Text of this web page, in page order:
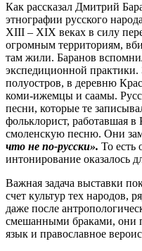
Как рассказал Дмитрий
этнографии русского
XIII – XIX веках в силу
огромным территориям,
там жили. Баранов
экспедиционной
полуостров, в деревню
коми-ижемцы и саамы.
песни, которые те
фольклорист, работавшая
смоленскую песню. Они
что не по‑русски». То есть
интонирование оказалось
Важная задача выставки
счет культур тех народов,
даже после
смешанными браками, они
язык и православное